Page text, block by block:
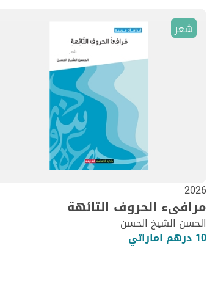
شعر
2026
مرافيء الحروف التائهة
الحسن الشيخ الحسن
10 درهم اماراتي